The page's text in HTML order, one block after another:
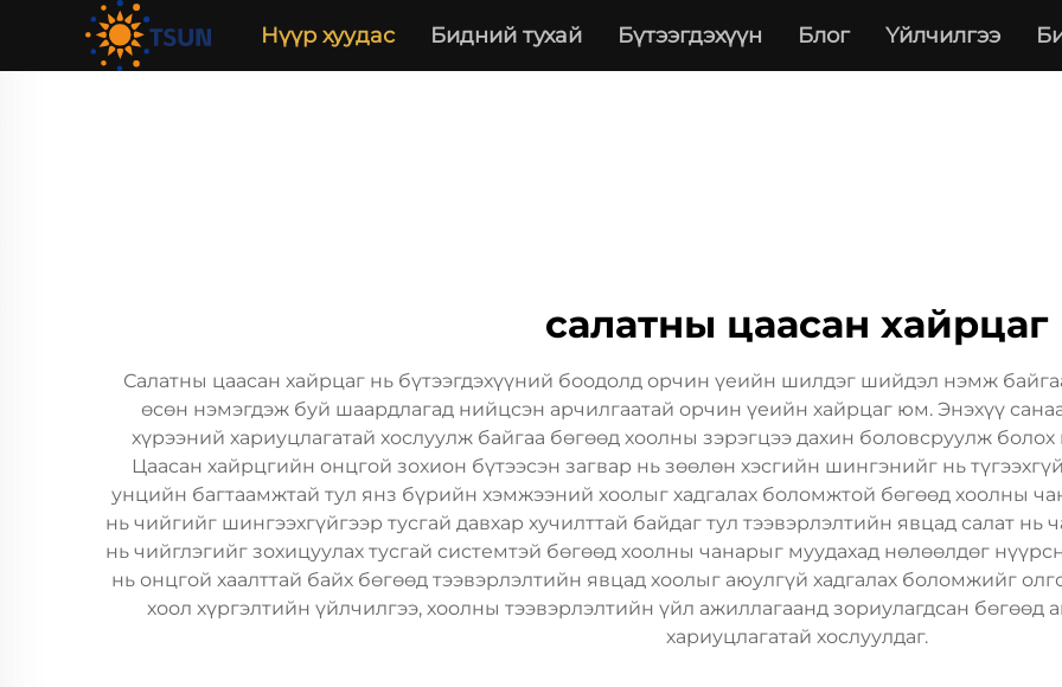
Нүүр хуудас Бидний тухай Бүтээгдэхүүн Блог Үйлчилгээ
салатны цаасан хайрцаг
Салатны цаасан хайрцаг нь бүтээгдэхүүний боодолд орчин үеийн шилдэг шийдэл нэмж
өсөн нэмэгдэж буй шаардлагад нийцсэн арчилгаатай орчин үеийн хайрцаг юм. Энэхүү
хүрээний хариуцлагатай хослуулж байгаа бөгөөд хоолны зэрэгцээ дахин боловсруулж
Цаасан хайрцгийн онцгой зохион бүтээсэн загвар нь зөөлөн хэсгийн шингэнийг нь
унцийн багтаамжтай тул янз бүрийн хэмжээний хоолыг хадгалах боломжтой бөгөөд хоолны
нь чийгийг шингээхгүйгээр тусгай давхар хучилттай байдаг тул тээвэрлэлтийн явцад салат
нь чийглэгийг зохицуулах тусгай системтэй бөгөөд хоолны чанарыг муудахад нөлөөлдөг
нь онцгой хаалттай байх бөгөөд тээвэрлэлтийн явцад хоолыг аюулгүй хадгалах боломжийг
хоол хүргэлтийн үйлчилгээ, хоолны тээвэрлэлтийн үйл ажиллагаанд зориулагдсан
хариуцлагатай хослуулдаг.